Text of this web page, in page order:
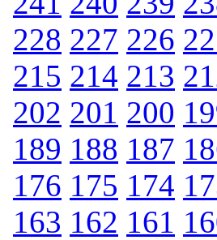
228 227 226
215 214 213
202 201 200
189 188 187
176 175 174
163 162 161